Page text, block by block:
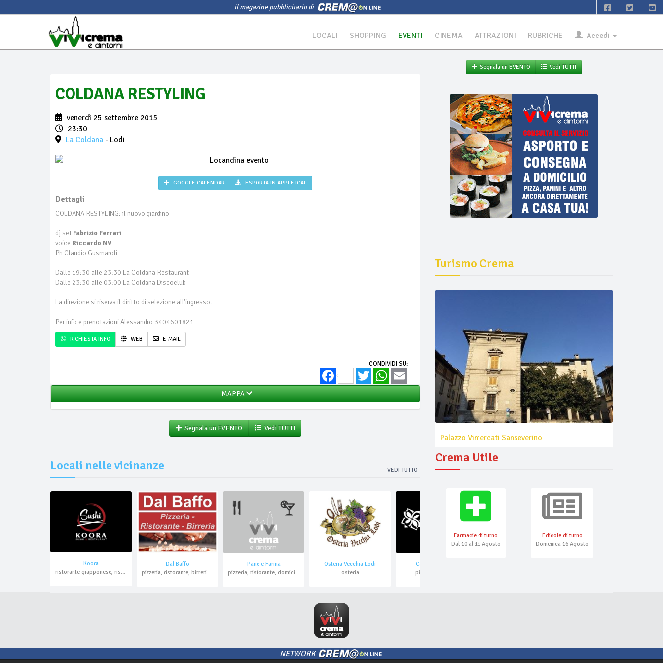
il magazine pubblicitario di
LOCALI SHOPPING EVENTI CINEMA ATTRAZIONI RUBRICHE Accedi
COLDANA RESTYLING
venerdì 25 settembre 2015
23:30
La Coldana - Lodi
GOOGLE CALENDAR ESPORTA IN APPLE ICAL
Dettagli
COLDANA RESTYLING: il nuovo giardino
dj set Fabrizio Ferrari
voice Riccardo NV
Ph Claudio Gusmaroli
Dalle 19:30 alle 23:30 La Coldana Restaurant
Dalle 23:30 alle 03:00 La Coldana Discoclub
La direzione si riserva il diritto di selezione all'ingresso.
Per info e prenotazioni Alessandro 3404601821
RICHIESTA INFO WEB E-MAIL
CONDIVIDI SU:
FacebookTwitter WhatsApp
MAPPA
Segnala un EVENTO Vedi TUTTI
Locali nelle vicinanze VEDI TUTTO
Koora
ristorante giapponese, ristorante cinese, asporto, domicilio
Dal Baffo
pizzeria, ristorante, birreria, asporto, domicilio
Pane e Farina
pizzeria, ristorante, domicilio, asporto
Osteria Vecchia Lodi
osteria
Calicantus Food
pizzeria, asporto
Segnala un EVENTO Vedi TUTTI
Turismo Crema
Palazzo Vimercati Sanseverino
Crema Utile
Farmacie di turno
Dal 10 al 11 Agosto
Edicole di turno
Domenica 16 Agosto
NETWORK